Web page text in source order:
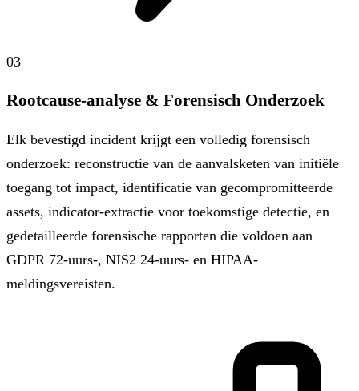
03
Rootcause-analyse & Forensisch Onderzoek
Elk bevestigd incident krijgt een volledig forensisch
onderzoek: reconstructie van de aanvalsketen van initiële
toegang tot impact, identificatie van gecompromitteerde
assets, indicator-extractie voor toekomstige detectie, en
gedetailleerde forensische rapporten die voldoen aan
GDPR 72-uurs-, NIS2 24-uurs- en HIPAA-
meldingsvereisten.